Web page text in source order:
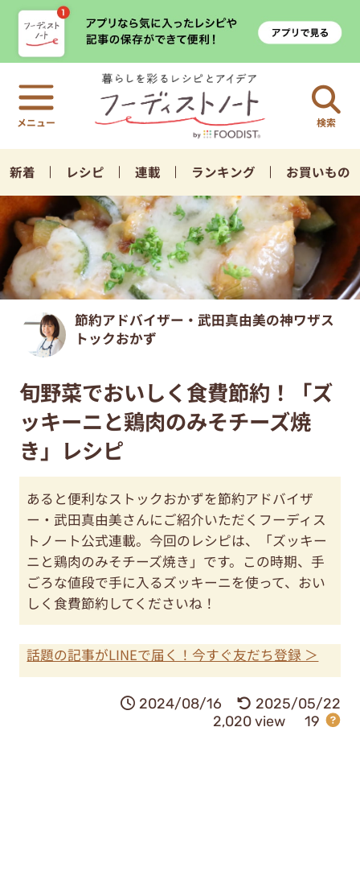
検索
新着 レシピ 連載 ランキング お買いもの
節約アドバイザー・武田真由美の神ワザス
トックおかず
旬野菜でおいしく食費節約！「ズ
ッキーニと鶏肉のみそチーズ焼
き」レシピ
あると便利なストックおかずを節約アドバイザ
ー・武田真由美さんにご紹介いただくフーディス
トノート公式連載。今回のレシピは、「ズッキー
ニと鶏肉のみそチーズ焼き」です。この時期、手
ごろな値段で手に入るズッキーニを使って、おい
しく食費節約してくださいね！
話題の記事がLINEで届く！今すぐ友だち登録 ＞
2024/08/16
2025/05/22
2,020 view
19